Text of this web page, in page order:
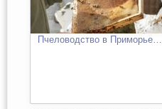
Пчеловодство в Приморье…